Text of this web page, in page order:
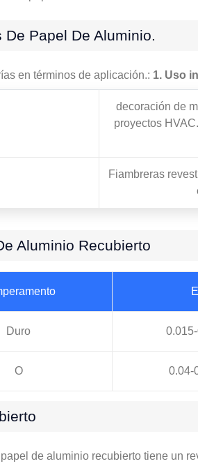
Papel De Aluminio.
en términos de aplicación.: 1. Uso
decoración de
proyectos
Fiambreras
Aluminio Recubierto
Duro
O 0.04-
de aluminio recubierto tiene un